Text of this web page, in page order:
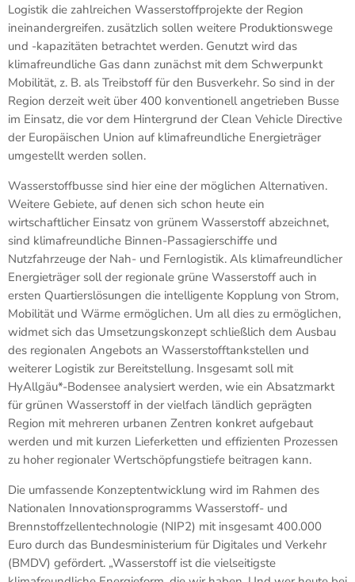
Logistik die zahlreichen Wasserstoffprojekte der Region
ineinandergreifen. zusätzlich sollen weitere Produktionswege
und -kapazitäten betrachtet werden. Genutzt wird das
klimafreundliche Gas dann zunächst mit dem Schwerpunkt
Mobilität, z. B. als Treibstoff für den Busverkehr. So sind in der
Region derzeit weit über 400 konventionell angetrieben Busse
im Einsatz, die vor dem Hintergrund der Clean Vehicle Directive
der Europäischen Union auf klimafreundliche Energieträger
umgestellt werden sollen.
Wasserstoffbusse sind hier eine der möglichen Alternativen.
Weitere Gebiete, auf denen sich schon heute ein
wirtschaftlicher Einsatz von grünem Wasserstoff abzeichnet,
sind klimafreundliche Binnen-Passagierschiffe und
Nutzfahrzeuge der Nah- und Fernlogistik. Als klimafreundlicher
Energieträger soll der regionale grüne Wasserstoff auch in
ersten Quartierslösungen die intelligente Kopplung von Strom,
Mobilität und Wärme ermöglichen. Um all dies zu ermöglichen,
widmet sich das Umsetzungskonzept schließlich dem Ausbau
des regionalen Angebots an Wasserstofftankstellen und
weiterer Logistik zur Bereitstellung. Insgesamt soll mit
HyAllgäu*-Bodensee analysiert werden, wie ein Absatzmarkt
für grünen Wasserstoff in der vielfach ländlich geprägten
Region mit mehreren urbanen Zentren konkret aufgebaut
werden und mit kurzen Lieferketten und effizienten Prozessen
zu hoher regionaler Wertschöpfungstiefe beitragen kann.
Die umfassende Konzeptentwicklung wird im Rahmen des
Nationalen Innovationsprogramms Wasserstoff- und
Brennstoffzellentechnologie (NIP2) mit insgesamt 400.000
Euro durch das Bundesministerium für Digitales und Verkehr
(BMDV) gefördert. „Wasserstoff ist die vielseitigste